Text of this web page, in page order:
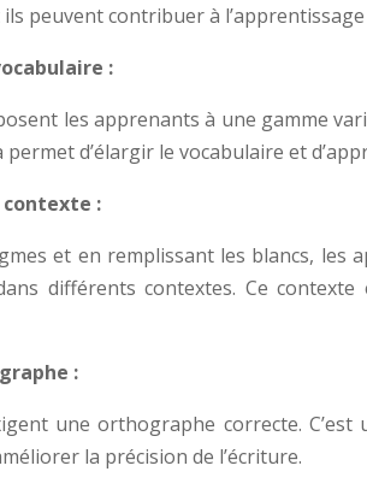
peuvent contribuer à l’apprentissage
:
les apprenants à une gamme
permet d’élargir le vocabulaire et
contexte :
et en remplissant les blancs, les
différents contextes. Ce
:
une orthographe correcte.
la précision de l’écriture.